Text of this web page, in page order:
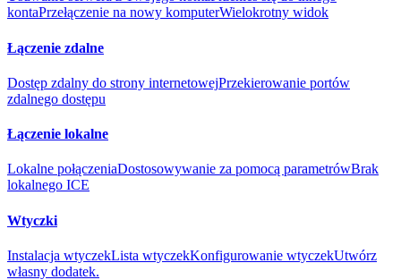
kontaPrzełączenie na nowy komputerWielokrotny widok
Łączenie zdalne
Dostęp zdalny do strony internetowejPrzekierowanie portów
zdalnego dostępu
Łączenie lokalne
Lokalne połączeniaDostosowywanie za pomocą parametrówBrak
lokalnego ICE
Wtyczki
Instalacja wtyczekLista wtyczekKonfigurowanie wtyczekUtwórz
własny dodatek.